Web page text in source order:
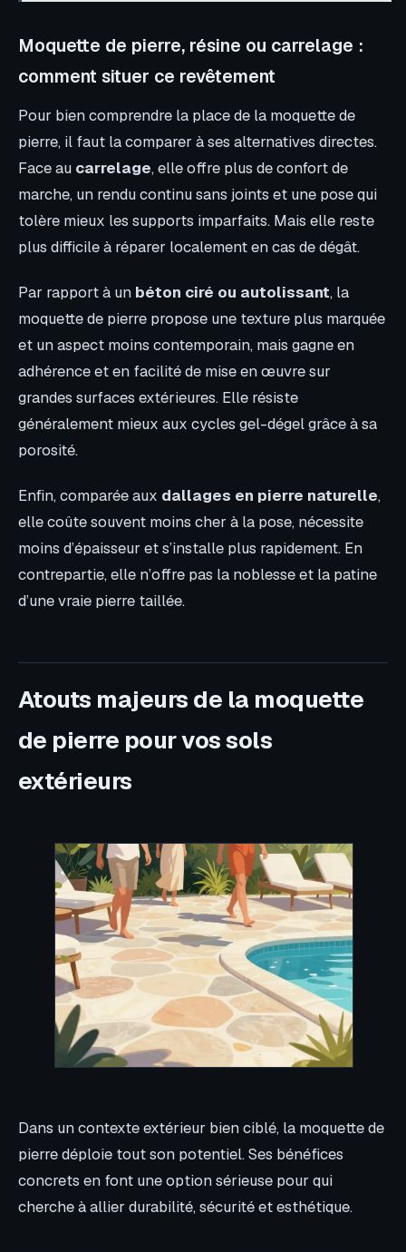
Moquette de pierre, résine ou carrelage :
comment situer ce revêtement
Pour bien comprendre la place de la moquette de
pierre, il faut la comparer à ses alternatives directes.
Face au carrelage, elle offre plus de confort de
marche, un rendu continu sans joints et une pose qui
tolère mieux les supports imparfaits. Mais elle reste
plus difficile à réparer localement en cas de dégât.
Par rapport à un béton ciré ou autolissant, la
moquette de pierre propose une texture plus marquée
et un aspect moins contemporain, mais gagne en
adhérence et en facilité de mise en œuvre sur
grandes surfaces extérieures. Elle résiste
généralement mieux aux cycles gel-dégel grâce à sa
porosité.
Enfin, comparée aux dallages en pierre naturelle,
elle coûte souvent moins cher à la pose, nécessite
moins d’épaisseur et s’installe plus rapidement. En
contrepartie, elle n’offre pas la noblesse et la patine
d’une vraie pierre taillée.
Atouts majeurs de la moquette
de pierre pour vos sols
extérieurs
Dans un contexte extérieur bien ciblé, la moquette de
pierre déploie tout son potentiel. Ses bénéfices
concrets en font une option sérieuse pour qui
cherche à allier durabilité, sécurité et esthétique.